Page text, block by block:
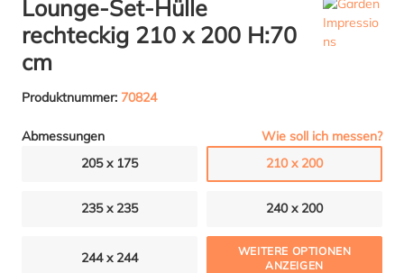
Lounge-Set-Hülle
rechteckig 210 x 200 H:70
cm
Produktnummer: 70824
Abmessungen
Wie soll ich messen?
205 x 175
210 x 200
235 x 235 240 x 200
244 x 244
WEITERE OPTIONEN
ANZEIGEN